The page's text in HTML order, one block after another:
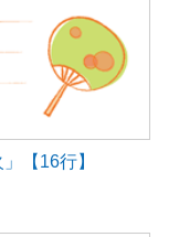
【16行】